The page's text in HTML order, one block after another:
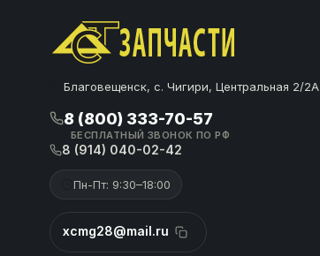
Благовещенск, с. Чигири, Центральная 2/2А
8 (800) 333-70-57
БЕСПЛАТНЫЙ ЗВОНОК ПО РФ
8 (914) 040-02-42
Пн-Пт: 9:30–18:00
xcmg28@mail.ru